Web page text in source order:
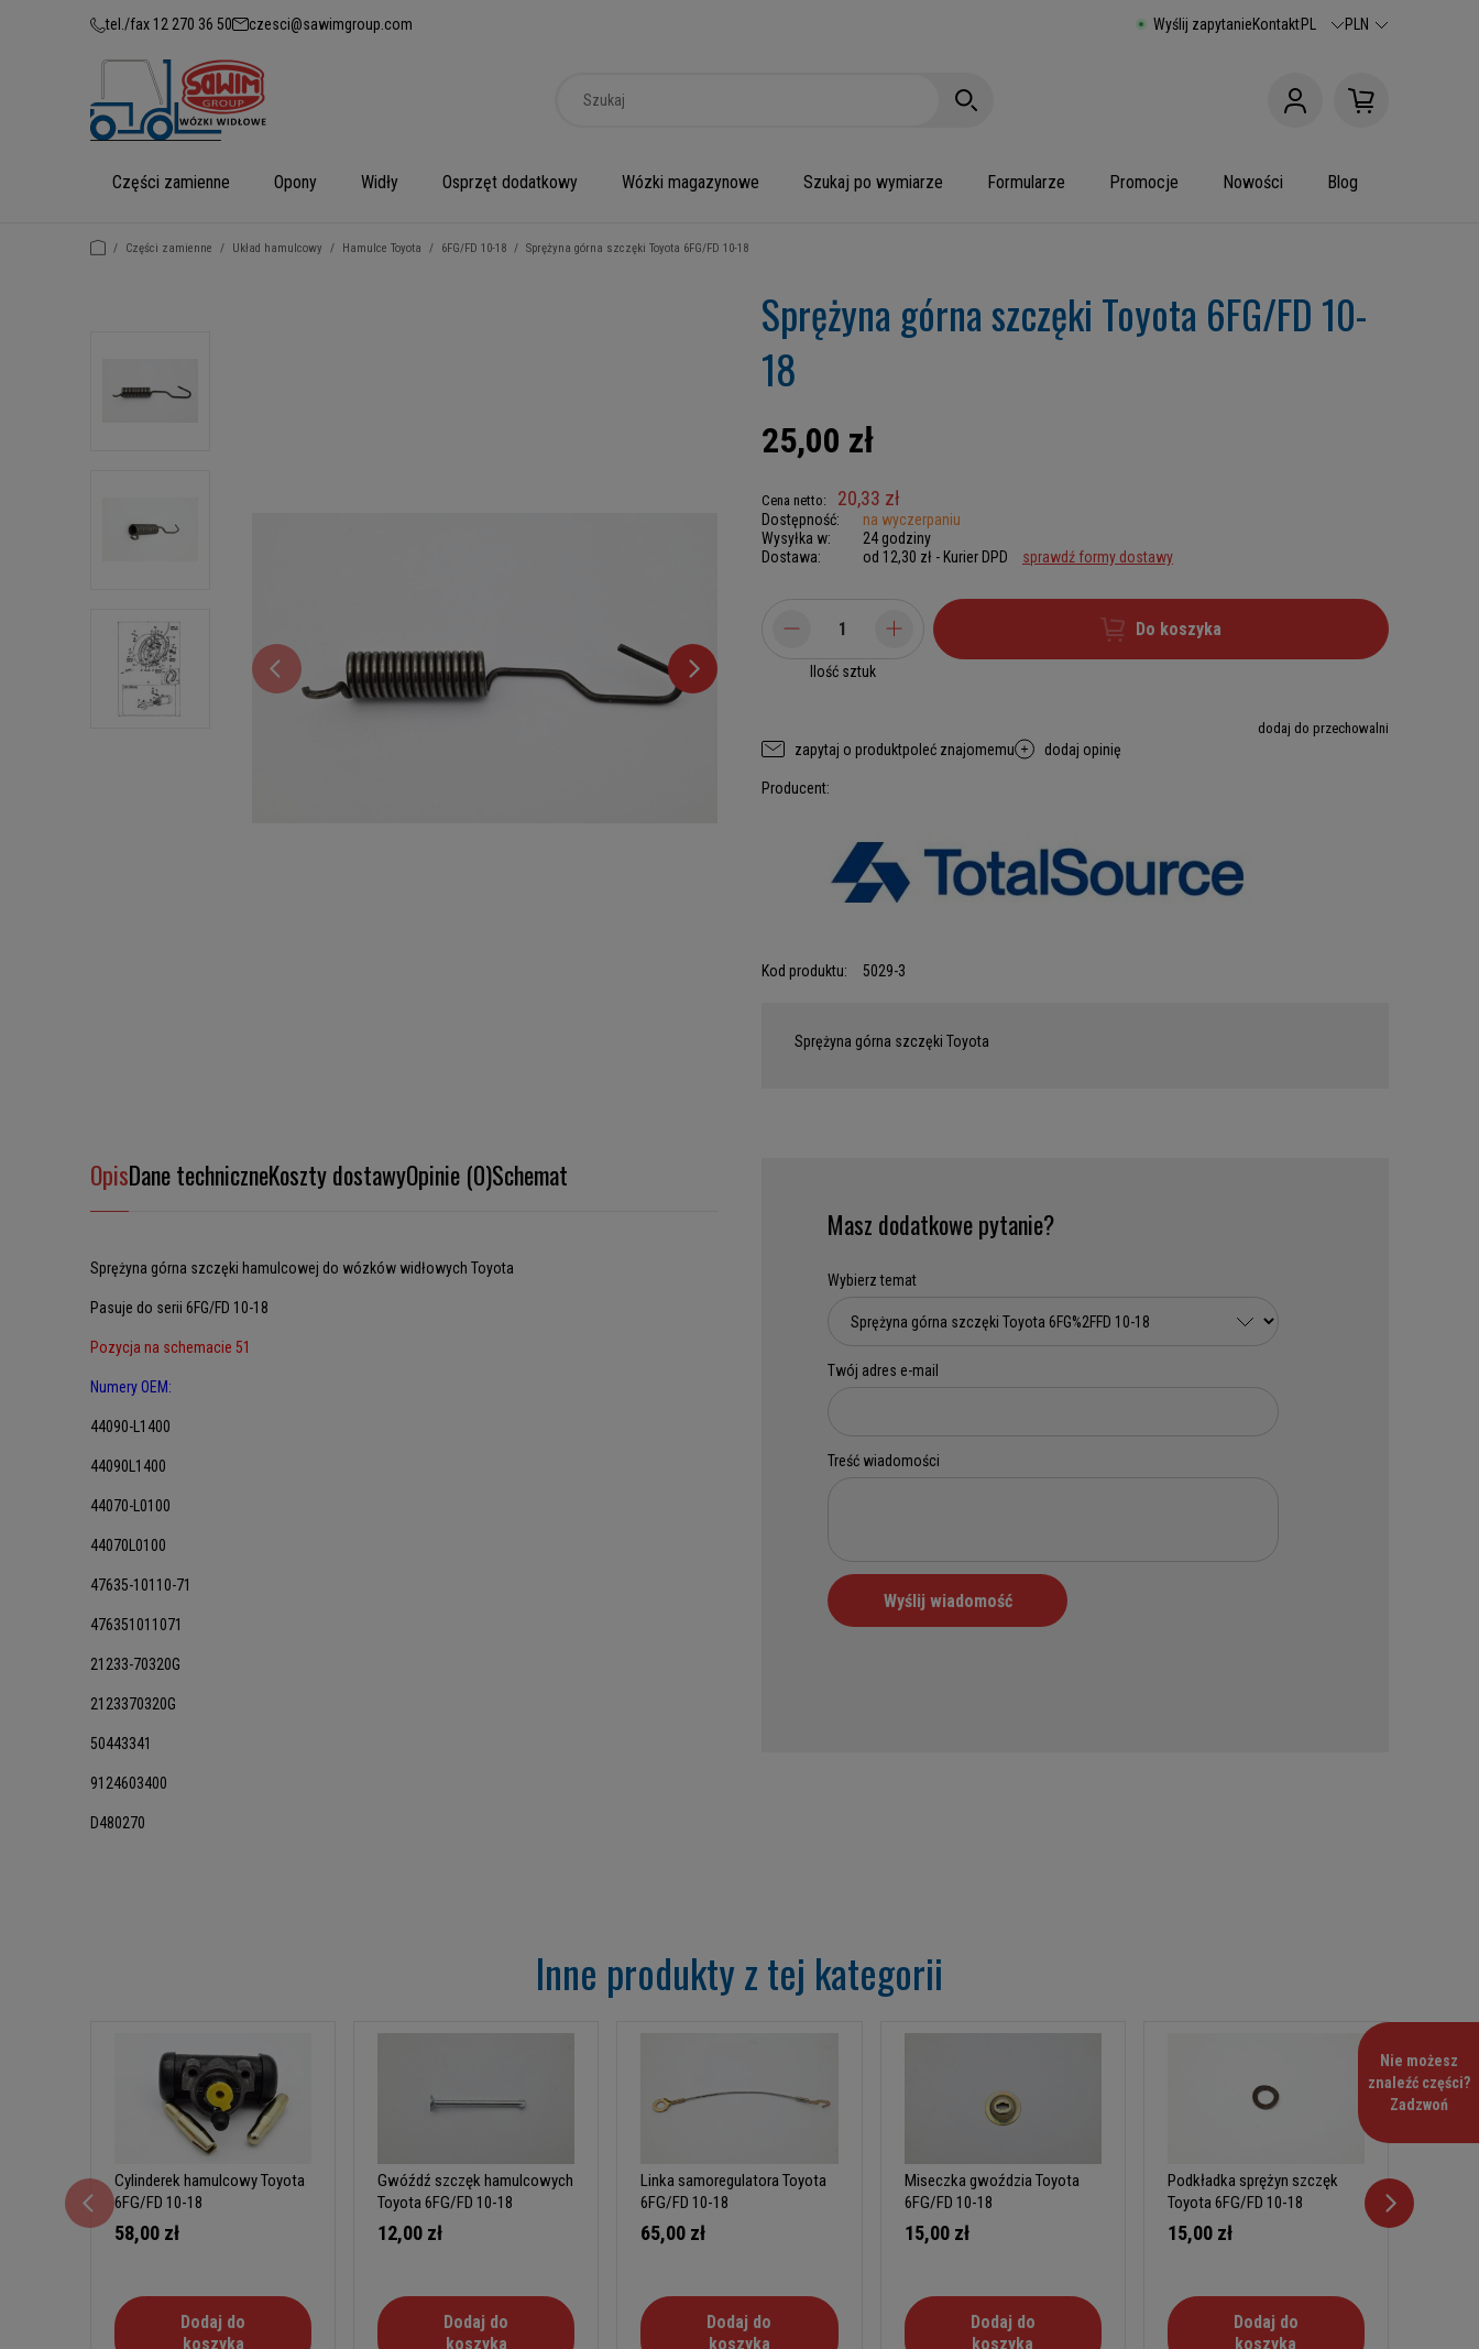
tel./fax 12 270 36 50 czesci@sawimgroup.com Wyślij zapytanieKontaktPL PLN
Części zamienne Opony Widły Osprzęt dodatkowy Wózki magazynowe Szukaj po wymiarze Formularze Promocje Nowości Blog
/ Części zamienne / Układ hamulcowy / Hamulce Toyota / 6FG/FD 10-18 / Sprężyna górna szczęki Toyota 6FG/FD 10-18
Sprężyna górna szczęki Toyota 6FG/FD 10-
18
25,00 zł
Cena netto: 20,33 zł
Dostępność:
na wyczerpaniu
Wysyłka w:
24 godziny
Dostawa:
od 12,30 zł - Kurier DPD sprawdź formy dostawy
Ilość sztuk
Do koszyka
dodaj do przechowalni
zapytaj o produktpoleć znajomemu dodaj opinię
Producent:
Kod produktu: 5029-3
Sprężyna górna szczęki Toyota
OpisDane techniczneKoszty dostawyOpinie (0)Schemat
Sprężyna górna szczęki hamulcowej do wózków widłowych Toyota
Pasuje do serii 6FG/FD 10-18
Pozycja na schemacie 51
Numery OEM:
44090-L1400
44090L1400
44070-L0100
44070L0100
47635-10110-71
476351011071
21233-70320G
2123370320G
50443341
9124603400
D480270
Masz dodatkowe pytanie?
Inne produkty z tej kategorii
Cylinderek hamulcowy Toyota
6FG/FD 10-18
58,00 zł
Dodaj do
koszyka
Gwóźdź szczęk hamulcowych
Toyota 6FG/FD 10-18
12,00 zł
Dodaj do
koszyka
Linka samoregulatora Toyota
6FG/FD 10-18
65,00 zł
Dodaj do
koszyka
Miseczka gwoździa Toyota
6FG/FD 10-18
15,00 zł
Dodaj do
koszyka
Podkładka sprężyn szczęk
Toyota 6FG/FD 10-18
15,00 zł
Dodaj do
koszyka
Nie możesz
znaleźć części?
Zadzwoń